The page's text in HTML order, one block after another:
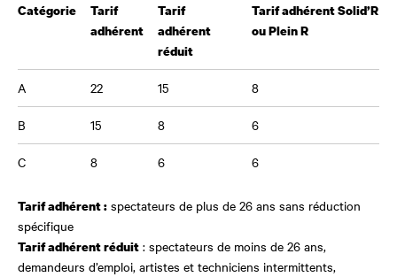
Catégorie
Tarif
adhérent
Tarif
adhérent
réduit
Tarif adhérent Solid’R
ou Plein R
A 22 15 8
B 15 8 6
C 8 6 6
Tarif adhérent : spectateurs de plus de 26 ans sans réduction
spécifique
Tarif adhérent réduit : spectateurs de moins de 26 ans,
demandeurs d’emploi, artistes et techniciens intermittents,